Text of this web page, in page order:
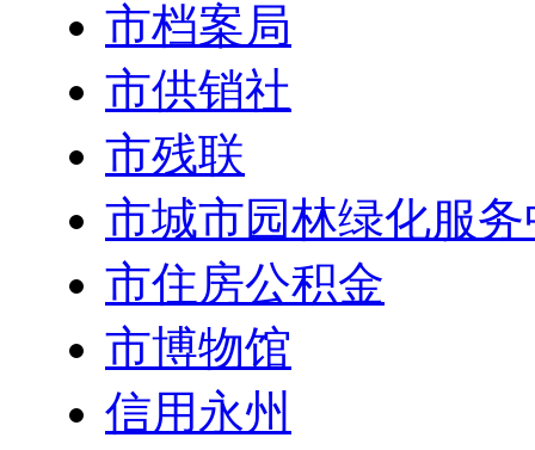
市档案局
市供销社
市残联
市城市园林绿化服
市住房公积金
市博物馆
信用永州